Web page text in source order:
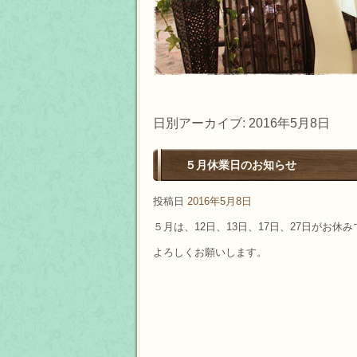
日別アーカイブ: 2016年5月8日
５月休業日のお知らせ
投稿日 2016年5月8日
５月は、12日、13日、17日、27日がお休み
よろしくお願いします。